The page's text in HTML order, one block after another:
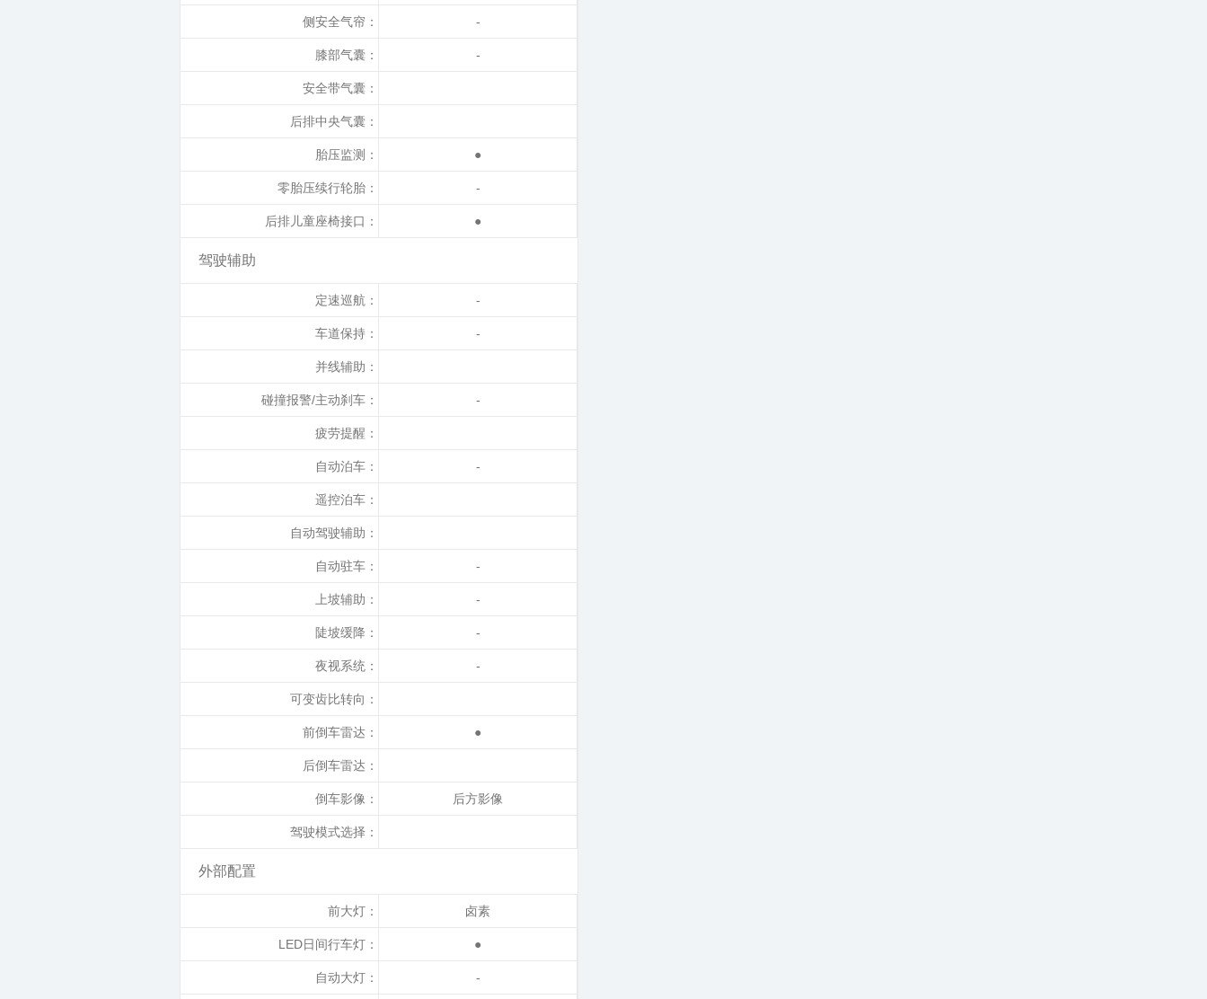
侧安全气帘： -
膝部气囊： -
安全带气囊：
后排中央气囊：
胎压监测： ●
零胎压续行轮胎： -
后排儿童座椅接口： ●
驾驶辅助
定速巡航： -
车道保持： -
并线辅助：
碰撞报警/主动刹车： -
疲劳提醒：
自动泊车： -
遥控泊车：
自动驾驶辅助：
自动驻车： -
上坡辅助： -
陡坡缓降： -
夜视系统： -
可变齿比转向：
前倒车雷达： ●
后倒车雷达：
倒车影像： 后方影像
驾驶模式选择：
外部配置
前大灯： 卤素
LED日间行车灯： ●
自动大灯： -